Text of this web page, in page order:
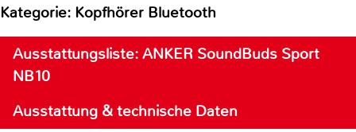
Kategorie: Kopfhörer Bluetooth
Ausstattungsliste: ANKER SoundBuds Sport
NB10
Ausstattung & technische Daten